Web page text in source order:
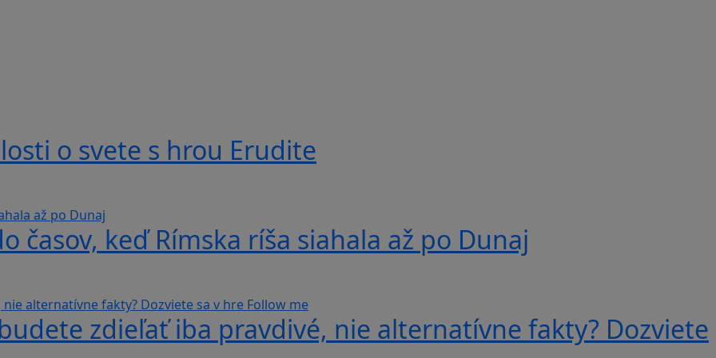
o svete s hrou Erudite
časov, keď Rímska ríša siahala až po Dunaj
zdieľať iba pravdivé, nie alternatívne fakty? Dozviete